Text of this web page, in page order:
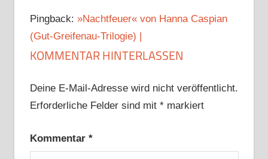
Pingback: »Nachtfeuer« von Hanna Caspian
(Gut-Greifenau-Trilogie) |
KOMMENTAR HINTERLASSEN
Deine E-Mail-Adresse wird nicht veröffentlicht.
Erforderliche Felder sind mit *markiert
Kommentar *